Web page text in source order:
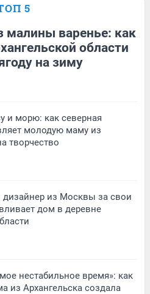
5
малины варенье: как
области
на зиму
и морю: как северная
молодую маму из
творчество
дизайнер из Москвы за свои
дом в деревне
нестабильное время»: как
из Архангельска создала